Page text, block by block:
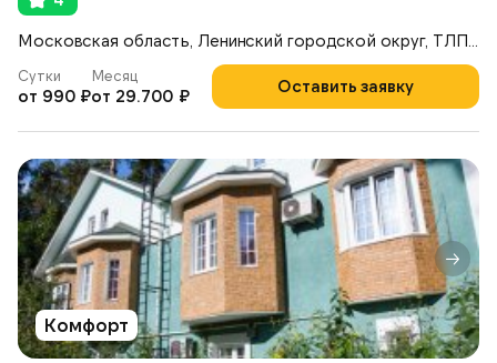
Оставить заявку
Сутки
от 990 ₽
Месяц
от 29.700 ₽
Комфорт